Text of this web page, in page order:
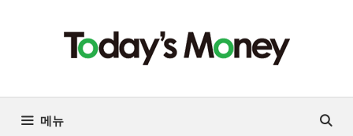
메뉴